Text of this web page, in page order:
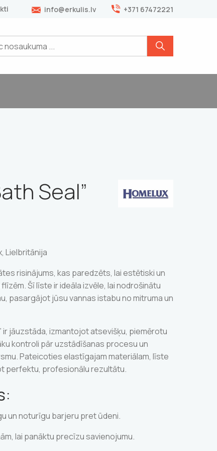
info@erkulis.lv +371 67472221
Seal”
Lielbritānija
risinājums, kas paredzēts, lai estētiski un
Šī līste ir ideāla izvēle, lai nodrošinātu
pasargājot jūsu vannas istabu no mitruma un
ir jāuzstāda, izmantojot atsevišķu, piemērotu
kontroli pār uzstādīšanas procesu un
Pateicoties elastīgajam materiālam, līste
perfektu, profesionālu rezultātu.
un noturīgu barjeru pret ūdeni.
lai panāktu precīzu savienojumu.